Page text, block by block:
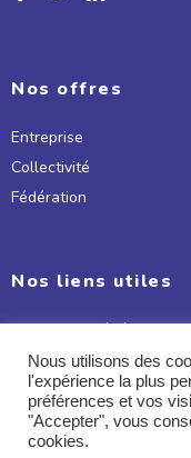
Nos offres
Entreprise
Collectivité
Fédération
Nos liens utiles
Conditions Générales
Mentions légales
Politique de
Charte coopérative
Nous utilisons des
l'expérience la plus
préférences et vos
"Accepter", vous
cookies.